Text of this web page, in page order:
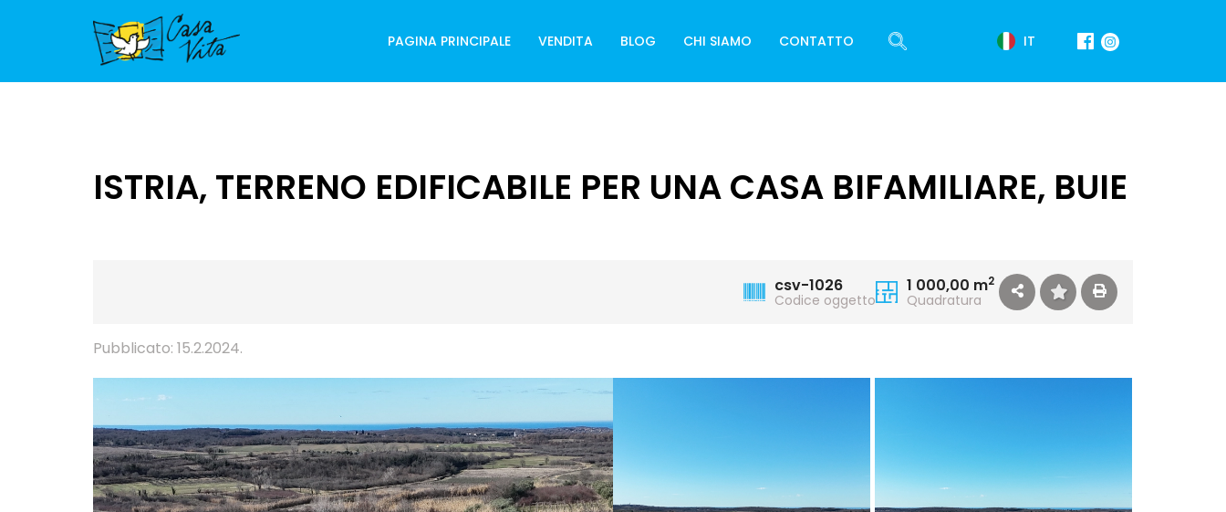
PAGINA PRINCIPALE VENDITA BLOG CHI SIAMO CONTATTO IT
ISTRIA, TERRENO EDIFICABILE PER UNA CASA BIFAMILIARE, BUIE
csv-1026
Codice oggetto
1 000,00 m2
Quadratura
Pubblicato: 15.2.2024.